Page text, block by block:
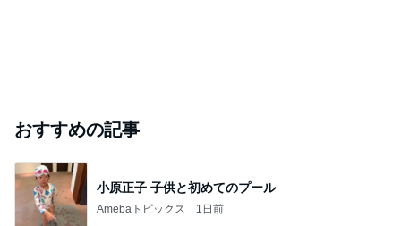
おすすめの記事
小原正子 子供と初めてのプール
Amebaトピックス 1日前